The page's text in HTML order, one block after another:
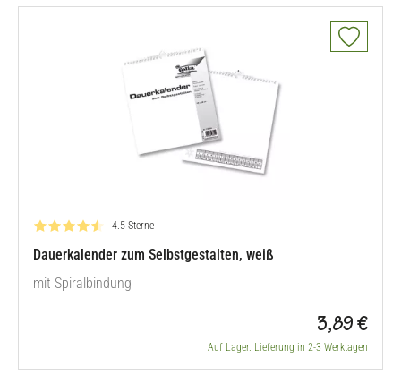
Bewertung: 4.5 von 5
4.5 Sterne
Dauerkalender zum Selbstgestalten, weiß
mit Spiralbindung
3,89 €
Auf Lager. Lieferung in 2-3 Werktagen